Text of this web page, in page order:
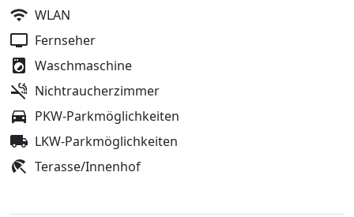
WLAN
Fernseher
Waschmaschine
Nichtraucherzimmer
PKW-Parkmöglichkeiten
LKW-Parkmöglichkeiten
Terasse/Innenhof